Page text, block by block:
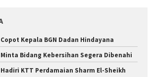
Kepala BGN Dadan Hindayana
Bidang Kebersihan Segera Dibenahi
KTT Perdamaian Sharm El-Sheikh